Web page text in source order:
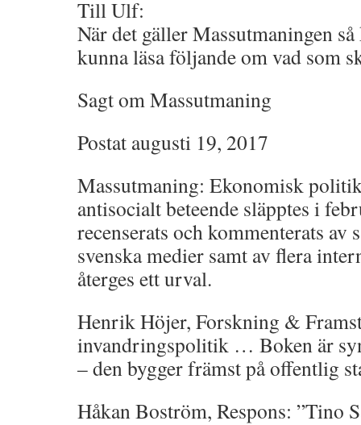
Till Ulf:
När det gäller Massutmaningen
kunna läsa följande om vad som
Sagt om Massutmaning
Postat augusti 19, 2017
Massutmaning: Ekonomisk
antisocialt beteende släpptes i
recenserats och kommenterats av
svenska medier samt av flera
återges ett urval.
Henrik Höjer, Forskning &
invandringspolitik … Boken är
– den bygger främst på offentlig
Håkan Boström, Respons: ”Tino